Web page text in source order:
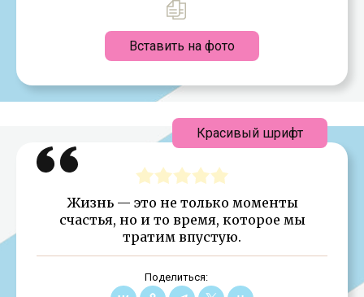
Вставить на фото
Жизнь — это не только моменты
счастья, но и то время, которое мы
тратим впустую.
Поделиться:
Красивый шрифт